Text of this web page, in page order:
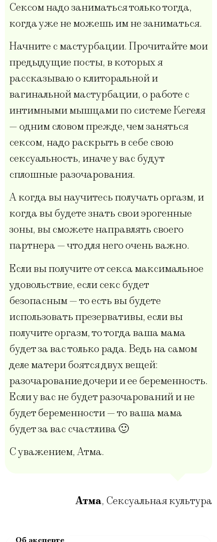
Сексом надо заниматься только тогда,
когда уже не можешь им не заниматься.
Начните с мастурбации. Прочитайте мои
предыдущие посты, в которых я
рассказываю о клиторальной и
вагинальной мастурбации, о работе с
интимными мышцами по системе Кегеля
— одним словом прежде, чем заняться
сексом, надо раскрыть в себе свою
сексуальность, иначе у вас будут
сплошные разочарования.
А когда вы научитесь получать оргазм, и
когда вы будете знать свои эрогенные
зоны, вы сможете направлять своего
партнера — что для него очень важно.
Если вы получите от секса максимальное
удовольствие, если секс будет
безопасным — то есть вы будете
использовать презервативы, если вы
получите оргазм, то тогда ваша мама
будет за вас только рада. Ведь на самом
деле матери боятся двух вещей:
разочарование дочери и ее беременность.
Если у вас не будет разочарований и не
будет беременности — то ваша мама
будет за вас счастлива 🙂
С уважением, Атма.
Атма, Сексуальная культура